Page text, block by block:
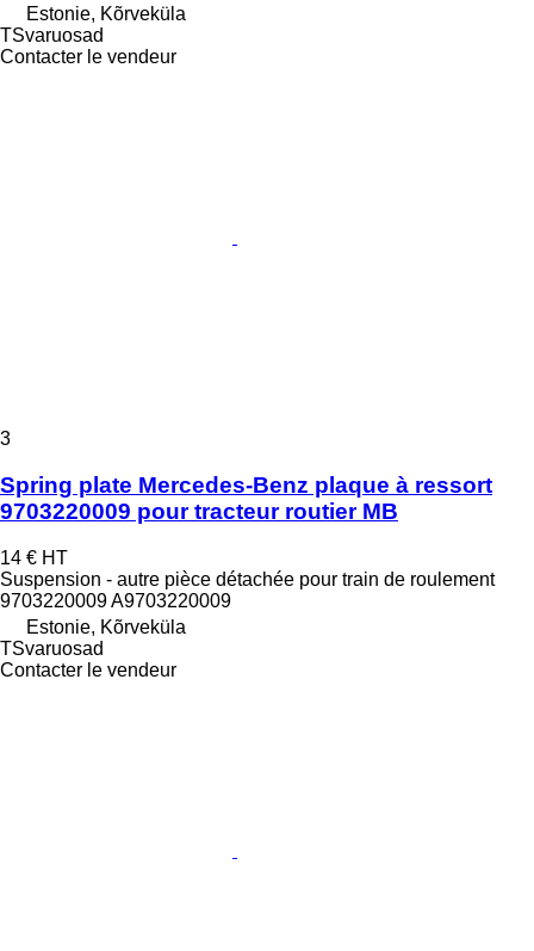
Estonie, Kõrveküla
TSvaruosad
Contacter le vendeur
3
Spring plate Mercedes-Benz plaque à ressort
9703220009 pour tracteur routier MB
14 € HT
Suspension - autre pièce détachée pour train de roulement
9703220009 A9703220009
Estonie, Kõrveküla
TSvaruosad
Contacter le vendeur